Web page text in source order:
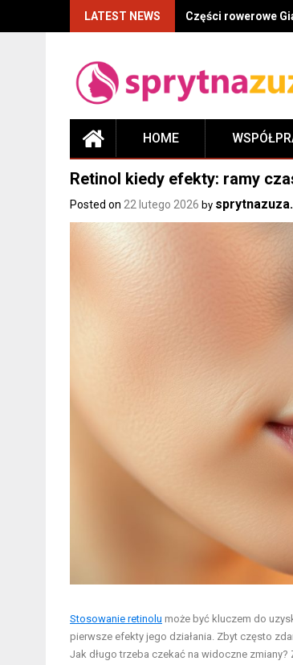
LATEST NEWS Części rowerowe
HOME
Retinol kiedy efekty: ramy
Posted on 22 lutego 2026 by
Stosowanie retinolu może być kluczem do
pierwsze efekty jego działania. Zbyt często
Jak długo trzeba czekać na widoczne